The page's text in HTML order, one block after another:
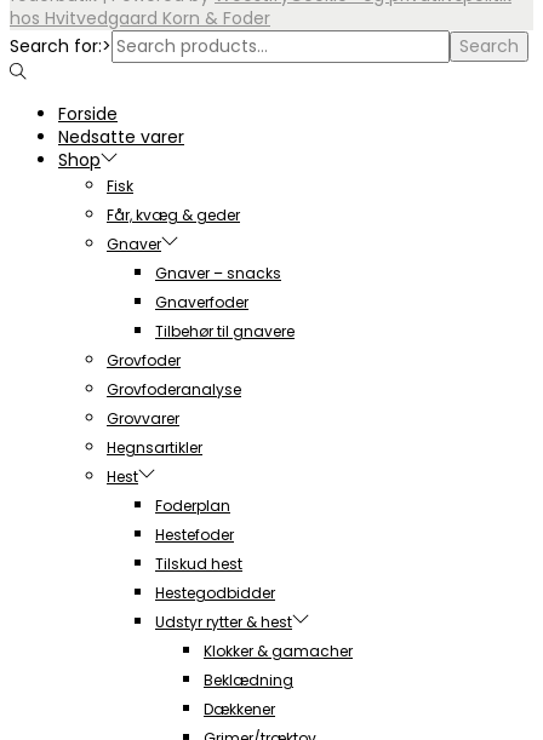
hos Hvitvedgaard Korn & Foder
Search for:>
Search
Forside
Nedsatte varer
Shop
Fisk
Får, kvæg & geder
Gnaver
Gnaver – snacks
Gnaverfoder
Tilbehør til gnavere
Grovfoder
Grovfoderanalyse
Grovvarer
Hegnsartikler
Hest
Foderplan
Hestefoder
Tilskud hest
Hestegodbidder
Udstyr rytter & hest
Klokker & gamacher
Beklædning
Dækkener